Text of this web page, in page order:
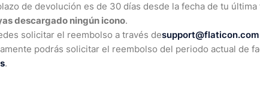
de devolución es de 30 días desde la fecha de tu
descargado ningún icono.
solicitar el reembolso a través desupport@flaticon.com
podrás solicitar el reembolso del periodo actual de
.